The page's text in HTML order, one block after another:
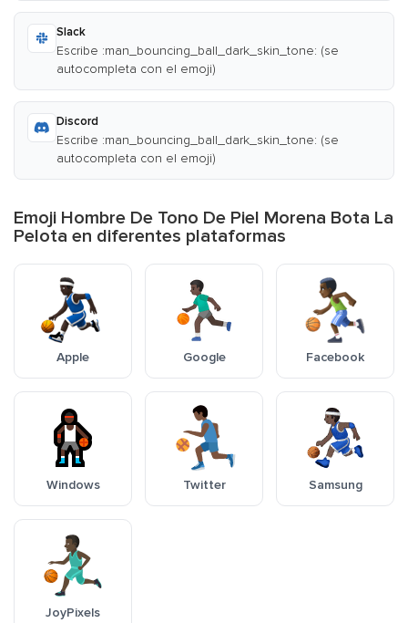
Slack
Escribe :man_bouncing_ball_dark_skin_tone: (se
autocompleta con el emoji)
Discord
Escribe :man_bouncing_ball_dark_skin_tone: (se
autocompleta con el emoji)
Emoji Hombre De Tono De Piel Morena Bota La
Pelota en diferentes plataformas
Apple Google Facebook
Windows Twitter Samsung
JoyPixels